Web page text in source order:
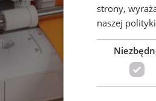
strony,
naszej